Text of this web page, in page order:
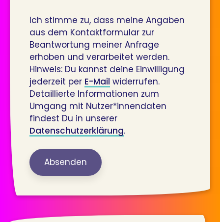
Ich stimme zu, dass meine Angaben
aus dem Kontaktformular zur
Beantwortung meiner Anfrage
erhoben und verarbeitet werden.
Hinweis: Du kannst deine Einwilligung
jederzeit per E-Mail widerrufen.
Detaillierte Informationen zum
Umgang mit Nutzer*innendaten
findest Du in unserer
Datenschutzerklärung.